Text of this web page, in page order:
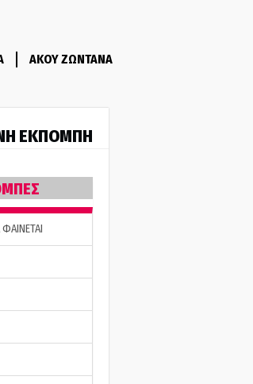
ΑΚΟΥ ΖΩΝΤΑΝΑ
ΕΚΠΟΜΠΗ